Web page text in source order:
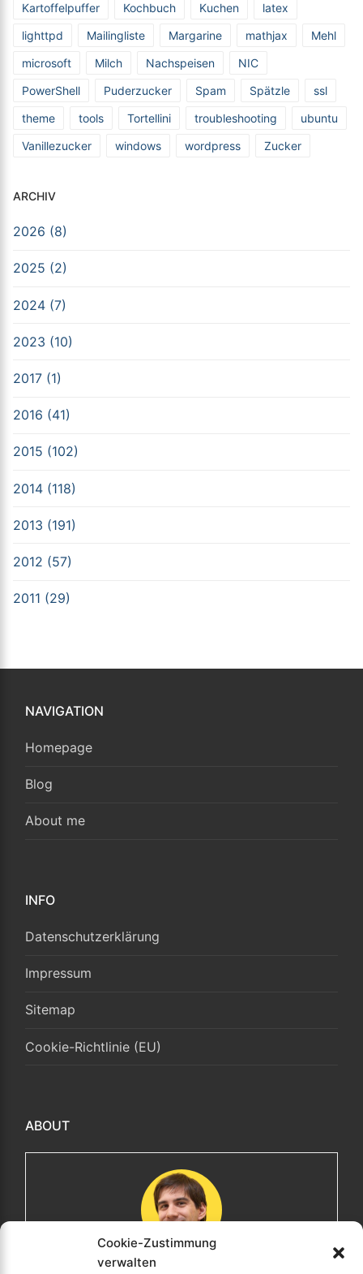
Cookie-Zustimmung
verwalten
Kartoffelpuffer
Kochbuch Kuchen
latex
lighttpd
Mailingliste Margarine mathjax
Mehl
microsoft
Milch Nachspeisen
NIC
PowerShell
Puderzucker Spam Spätzle
ssl
theme
tools Tortellini troubleshooting
ubuntu
Vanillezucker
windows wordpress Zucker
ARCHIV
2026 (8)
2025 (2)
2024 (7)
2023 (10)
2017 (1)
2016 (41)
2015 (102)
2014 (118)
2013 (191)
2012 (57)
2011 (29)
NAVIGATION
Homepage
Blog
About me
INFO
Datenschutzerklärung
Impressum
Sitemap
Cookie-Richtlinie (EU)
ABOUT